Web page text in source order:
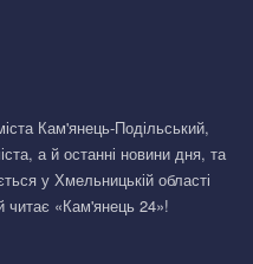
Кам'янець-Подільський,
а й останні новини дня, та
у Хмельницькій області
читає «Кам'янець 24»!